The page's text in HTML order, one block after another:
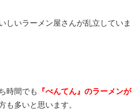
しいラーメン屋さんが乱立していま
時間でも
『べんてん』のラーメンが
も多いと思います。